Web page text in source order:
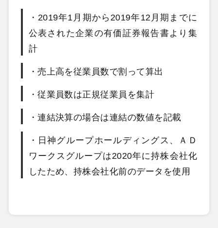
・2019年1月期から2019年12月期までに
公表された企業の有価証券報告書より集
計
・売上高を従業員数で割って算出
・従業員数は正規従業員を集計
・連結決算の場合は連結の数値を記載
・日神グループホールディングス、ＡＤ
ワークスグループは2020年に持株会社化
したため、持株会社化前のデータを使用